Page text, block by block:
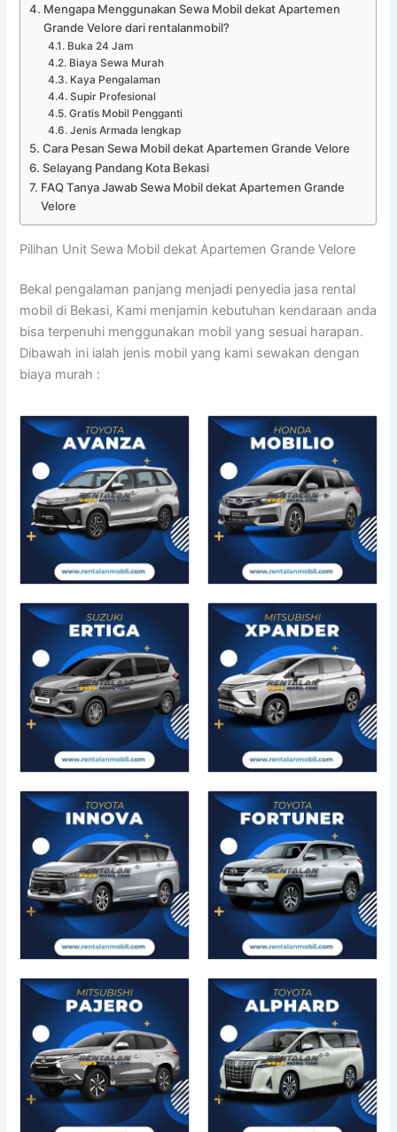
Mengapa Menggunakan Sewa Mobil dekat Apartemen
Grande Velore dari rentalanmobil?
Buka 24 Jam
Biaya Sewa Murah
Kaya Pengalaman
Supir Profesional
Gratis Mobil Pengganti
Jenis Armada lengkap
Cara Pesan Sewa Mobil dekat Apartemen Grande Velore
Selayang Pandang Kota Bekasi
FAQ Tanya Jawab Sewa Mobil dekat Apartemen Grande
Velore
Pilihan Unit Sewa Mobil dekat Apartemen Grande Velore
Bekal pengalaman panjang menjadi penyedia jasa rental
mobil di Bekasi, Kami menjamin kebutuhan kendaraan anda
bisa terpenuhi menggunakan mobil yang sesuai harapan.
Dibawah ini ialah jenis mobil yang kami sewakan dengan
biaya murah :